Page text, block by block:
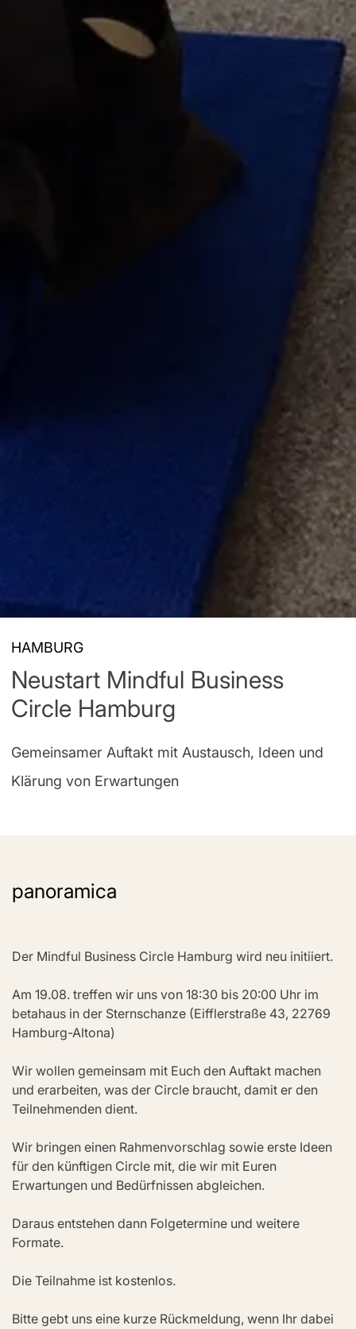
HAMBURG
Neustart Mindful Business
Circle Hamburg
Gemeinsamer Auftakt mit Austausch, Ideen und
Klärung von Erwartungen
panoramica
Der Mindful Business Circle Hamburg wird neu initiiert.
Am 19.08. treffen wir uns von 18:30 bis 20:00 Uhr im
betahaus in der Sternschanze (Eifflerstraße 43, 22769
Hamburg-Altona)
Wir wollen gemeinsam mit Euch den Auftakt machen
und erarbeiten, was der Circle braucht, damit er den
Teilnehmenden dient.
Wir bringen einen Rahmenvorschlag sowie erste Ideen
für den künftigen Circle mit, die wir mit Euren
Erwartungen und Bedürfnissen abgleichen.
Daraus entstehen dann Folgetermine und weitere
Formate.
Die Teilnahme ist kostenlos.
Bitte gebt uns eine kurze Rückmeldung, wenn Ihr dabei